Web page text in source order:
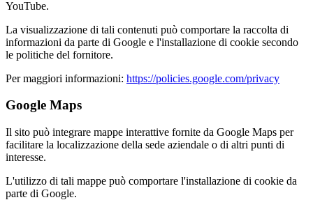
YouTube.
La visualizzazione di tali contenuti può comportare la raccolta di
informazioni da parte di Google e l'installazione di cookie secondo
le politiche del fornitore.
Per maggiori informazioni: https://policies.google.com/privacy
Google Maps
Il sito può integrare mappe interattive fornite da Google Maps per
facilitare la localizzazione della sede aziendale o di altri punti di
interesse.
L'utilizzo di tali mappe può comportare l'installazione di cookie da
parte di Google.